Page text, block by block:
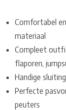
Comfortabel
materiaal
Compleet
flaporen,
Handige
Perfecte
peuters